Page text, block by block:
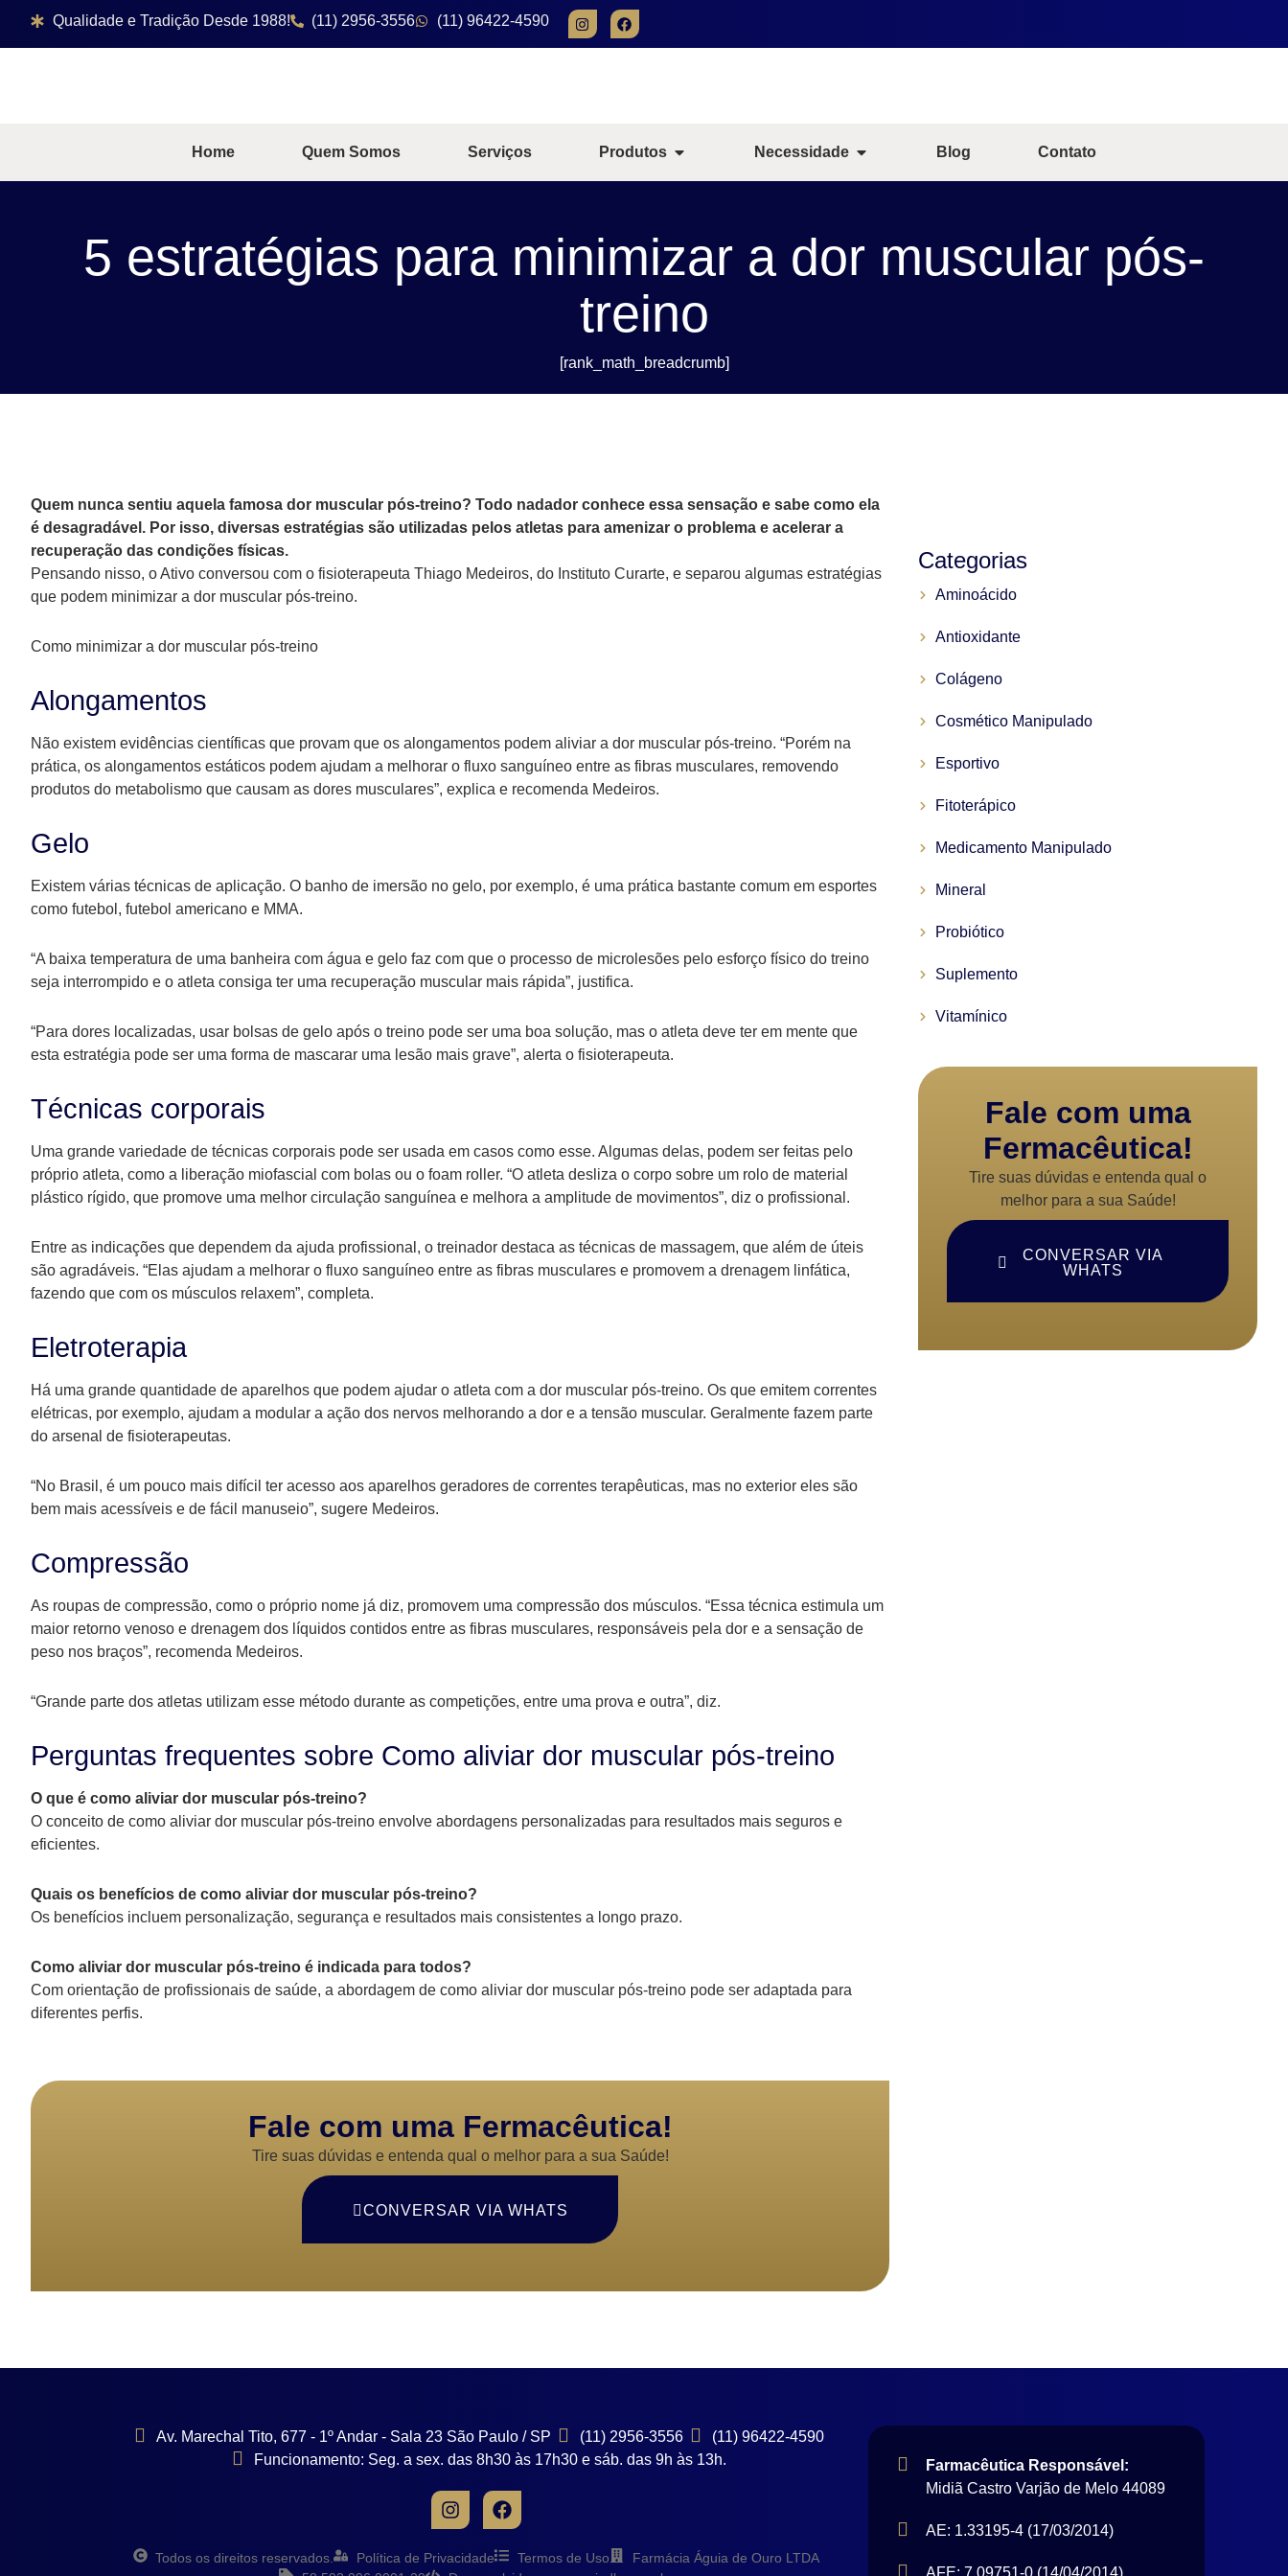
Qualidade e Tradição Desde 1988! (11) 2956-3556 (11) 96422-4590
Home Quem Somos Serviços Produtos Necessidade Blog Contato
5 estratégias para minimizar a dor muscular pós-
treino
[rank_math_breadcrumb]
Quem nunca sentiu aquela famosa dor muscular pós-treino? Todo nadador conhece essa sensação e sabe como ela
é desagradável. Por isso, diversas estratégias são utilizadas pelos atletas para amenizar o problema e acelerar a
recuperação das condições físicas.
Pensando nisso, o Ativo conversou com o fisioterapeuta Thiago Medeiros, do Instituto Curarte, e separou algumas estratégias
que podem minimizar a dor muscular pós-treino.
Como minimizar a dor muscular pós-treino
Alongamentos
Não existem evidências científicas que provam que os alongamentos podem aliviar a dor muscular pós-treino. “Porém na
prática, os alongamentos estáticos podem ajudam a melhorar o fluxo sanguíneo entre as fibras musculares, removendo
produtos do metabolismo que causam as dores musculares”, explica e recomenda Medeiros.
Gelo
Existem várias técnicas de aplicação. O banho de imersão no gelo, por exemplo, é uma prática bastante comum em esportes
como futebol, futebol americano e MMA.
“A baixa temperatura de uma banheira com água e gelo faz com que o processo de microlesões pelo esforço físico do treino
seja interrompido e o atleta consiga ter uma recuperação muscular mais rápida”, justifica.
“Para dores localizadas, usar bolsas de gelo após o treino pode ser uma boa solução, mas o atleta deve ter em mente que
esta estratégia pode ser uma forma de mascarar uma lesão mais grave”, alerta o fisioterapeuta.
Técnicas corporais
Uma grande variedade de técnicas corporais pode ser usada em casos como esse. Algumas delas, podem ser feitas pelo
próprio atleta, como a liberação miofascial com bolas ou o foam roller. “O atleta desliza o corpo sobre um rolo de material
plástico rígido, que promove uma melhor circulação sanguínea e melhora a amplitude de movimentos”, diz o profissional.
Entre as indicações que dependem da ajuda profissional, o treinador destaca as técnicas de massagem, que além de úteis
são agradáveis. “Elas ajudam a melhorar o fluxo sanguíneo entre as fibras musculares e promovem a drenagem linfática,
fazendo que com os músculos relaxem”, completa.
Eletroterapia
Há uma grande quantidade de aparelhos que podem ajudar o atleta com a dor muscular pós-treino. Os que emitem correntes
elétricas, por exemplo, ajudam a modular a ação dos nervos melhorando a dor e a tensão muscular. Geralmente fazem parte
do arsenal de fisioterapeutas.
“No Brasil, é um pouco mais difícil ter acesso aos aparelhos geradores de correntes terapêuticas, mas no exterior eles são
bem mais acessíveis e de fácil manuseio”, sugere Medeiros.
Compressão
As roupas de compressão, como o próprio nome já diz, promovem uma compressão dos músculos. “Essa técnica estimula um
maior retorno venoso e drenagem dos líquidos contidos entre as fibras musculares, responsáveis pela dor e a sensação de
peso nos braços”, recomenda Medeiros.
“Grande parte dos atletas utilizam esse método durante as competições, entre uma prova e outra”, diz.
Perguntas frequentes sobre Como aliviar dor muscular pós-treino
O que é como aliviar dor muscular pós-treino?
O conceito de como aliviar dor muscular pós-treino envolve abordagens personalizadas para resultados mais seguros e
eficientes.
Quais os benefícios de como aliviar dor muscular pós-treino?
Os benefícios incluem personalização, segurança e resultados mais consistentes a longo prazo.
Como aliviar dor muscular pós-treino é indicada para todos?
Com orientação de profissionais de saúde, a abordagem de como aliviar dor muscular pós-treino pode ser adaptada para
diferentes perfis.
Fale com uma Fermacêutica!
Tire suas dúvidas e entenda qual o melhor para a sua Saúde!
CONVERSAR VIA WHATS
Categorias
Aminoácido
Antioxidante
Colágeno
Cosmético Manipulado
Esportivo
Fitoterápico
Medicamento Manipulado
Mineral
Probiótico
Suplemento
Vitamínico
Fale com uma
Fermacêutica!
Tire suas dúvidas e entenda qual o
melhor para a sua Saúde!
CONVERSAR VIA
WHATS
Av. Marechal Tito, 677 - 1º Andar - Sala 23 São Paulo / SP (11) 2956-3556
(11) 96422-4590
Funcionamento: Seg. a sex. das 8h30 às 17h30 e sáb. das 9h às 13h.
Todos os direitos reservados. Política de Privacidade Termos de Uso
Farmácia Águia de Ouro LTDA
Farmacêutica Responsável:
Midiã Castro Varjão de Melo 44089
AE: 1.33195-4 (17/03/2014)
AFE: 7.09751-0 (14/04/2014)